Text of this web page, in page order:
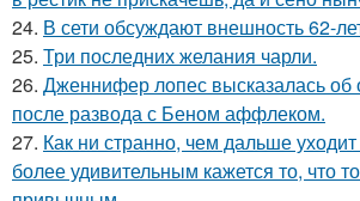
24. В сети обсуждают внешность 62-
25. Три последних желания чарли.
26. Дженнифер лопес высказалась об
после развода с Беном аффлеком.
27. Как ни странно, чем дальше
более удивительным кажется то, что